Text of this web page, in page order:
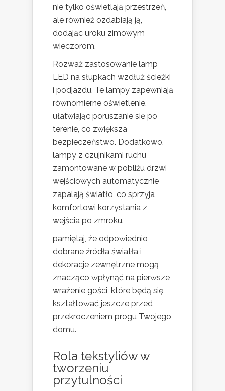
nie tylko oświetlają przestrzeń,
ale również ozdabiają ją,
dodając uroku zimowym
wieczorom.
Rozważ zastosowanie lamp
LED na słupkach wzdłuż ścieżki
i podjazdu. Te lampy zapewniają
równomierne oświetlenie,
ułatwiając poruszanie się po
terenie, co zwiększa
bezpieczeństwo. Dodatkowo,
lampy z czujnikami ruchu
zamontowane w pobliżu drzwi
wejściowych automatycznie
zapalają światło, co sprzyja
komfortowi korzystania z
wejścia po zmroku.
pamiętaj, że odpowiednio
dobrane źródła światła i
dekoracje zewnętrzne mogą
znacząco wpłynąć na pierwsze
wrażenie gości, które będą się
kształtować jeszcze przed
przekroczeniem progu Twojego
domu.
Rola tekstyliów w
tworzeniu
przytulności